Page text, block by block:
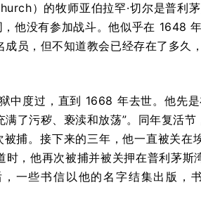
）的牧师亚伯拉罕·切尔是普利
他没有参加战斗。他似乎在 1648
员，但不知道教会已经存在了多久
中度过，直到 1668 年去世。他先
满了污秽、亵渎和放荡”。同年复活
捕。接下来的三年，他一直被关在
，他再次被捕并被关押在普利茅斯
一些书信以他的名字结集出版，